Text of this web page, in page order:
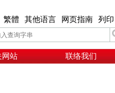
繁體 其他语言 网页指南 列印
网站 联络我们